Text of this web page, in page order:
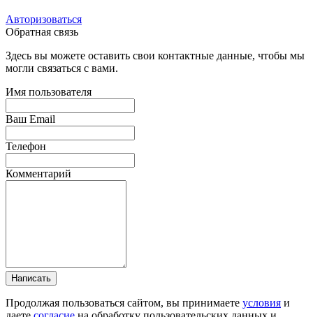
Авторизоваться
Обратная связь
Здесь вы можете оставить свои контактные данные, чтобы мы
могли связаться с вами.
Имя пользователя
Ваш Email
Телефон
Комментарий
Написать
Продолжая пользоваться сайтом, вы принимаете условия и